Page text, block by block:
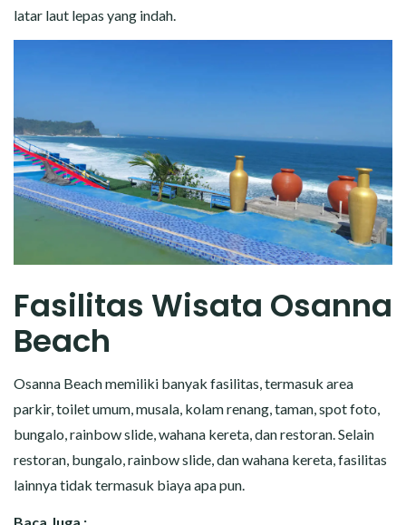
latar laut lepas yang indah.
Fasilitas Wisata Osanna
Beach
Osanna Beach memiliki banyak fasilitas, termasuk area
parkir, toilet umum, musala, kolam renang, taman, spot foto,
bungalo, rainbow slide, wahana kereta, dan restoran. Selain
restoran, bungalo, rainbow slide, dan wahana kereta, fasilitas
lainnya tidak termasuk biaya apa pun.
Baca Juga :